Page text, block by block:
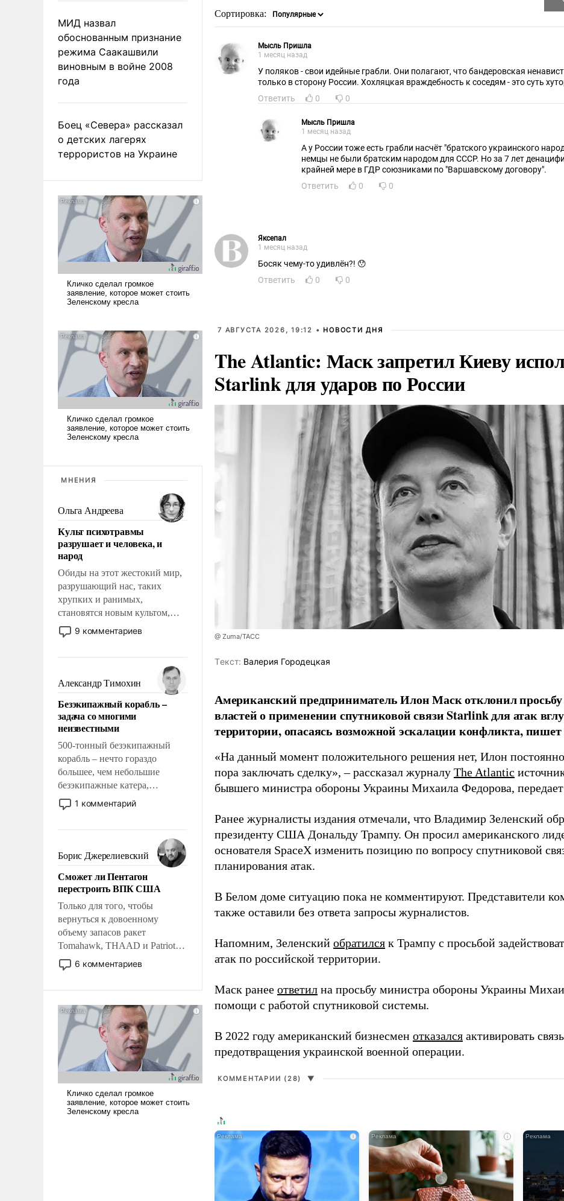
МИД назвал
обоснованным признание
режима Саакашвили
виновным в войне 2008
года
Боец «Севера» рассказал
о детских лагерях
террористов на Украине
МНЕНИЯ
Ольга Андреева
Культ психотравмы
разрушает и человека, и
народ
Обиды на этот жестокий мир,
разрушающий нас, таких
хрупких и ранимых,
становятся новым культом,
постепенно вытесняя и
отменяя традиционное
мужественным и твердым под
ударами судьбы, брать на себя
ответственность, помогать
слабым, идти вперед и
адаптироваться.
9 комментариев
Александр Тимохин
Безэкипажный корабль –
задача со многими
неизвестными
500-тонный безэкипажный
корабль – нечто гораздо
большее, чем небольшие
безэкипажные катера,
применение которых уже
стало обыденностью. Задача по
сложна и амбициозна. Однако
и ее реализация радикально
поднимет наши боевые
возможности.
1 комментарий
Борис Джерелиевский
Сможет ли Пентагон
перестроить ВПК США
Только для того, чтобы
вернуться к довоенному
объему запасов ракет
Tomahawk, THAAD и Patriot
США потребуется более трех
лет. Даже небольшая война с
Сложившаяся ситуация
означает многолетний период
уязвимости США, например,
перед Китаем.
6 комментариев
Сортировка:
Мысль Пришла
1 месяц назад
У поляков - свои идейные грабли. Они полагают, что бандеровская
только в сторону России. Хоxляцкая враждебность к соседям - это суть
Ответить
0 0
Мысль Пришла
1 месяц назад
А у России тоже есть грабли насчёт "братского украинского
немцы не были братским народом для СССР. Но за 7 лет
крайней мере в ГДР союзниками по "Варшавскому договору".
Ответить
0 0
Яксепал
1 месяц назад
Босяк чему-то удивлён?! 😯
Ответить
0 0
7 АВГУСТА 2026, 19:12 • НОВОСТИ ДНЯ
The Atlantic: Маск запретил Киеву
Starlink для ударов по России
@ Zuma/ТАСС
Tекст: Валерия Городецкая
Американский предприниматель Илон Маск отклонил
властей о применении спутниковой связи Starlink для атак
территории, опасаясь возможной эскалации конфликта,
«На данный момент положительного решения нет, Илон постоянно
пора заключать сделку», – рассказал журналу The Atlantic
бывшего министра обороны Украины Михаила Федорова, передает
Ранее журналисты издания отмечали, что Владимир Зеленский
президенту США Дональду Трампу. Он просил американского
основателя SpaceX изменить позицию по вопросу спутниковой
планирования атак.
В Белом доме ситуацию пока не комментируют. Представители
также оставили без ответа запросы журналистов.
Напомним, Зеленский обратился к Трампу с просьбой
атак по российской территории.
Маск ранее ответил на просьбу министра обороны Украины
помощи с работой спутниковой системы.
В 2022 году американский бизнесмен отказался активировать
предотвращения украинской военной операции.
КОММЕНТАРИИ (28) ▼
i i